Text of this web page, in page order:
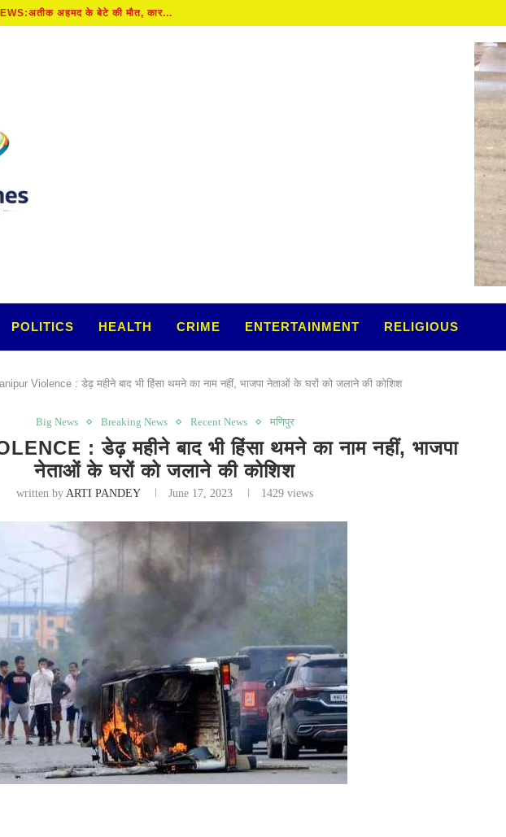
अहमद के बेटे की मौत, कार...
POLITICS HEALTH CRIME ENTERTAINMENT RELIGIOUS
Violence : डेढ़ महीने बाद भी हिंसा थमने का नाम नहीं, भाजपा नेताओं के घरों को जलाने की कोशिश
Big News Breaking News Recent News मणिपुर
: डेढ़ महीने बाद भी हिंसा थमने का नाम नहीं, भाजपा
नेताओं के घरों को जलाने की कोशिश
written byARTI PANDEY June 17, 2023 1429 views